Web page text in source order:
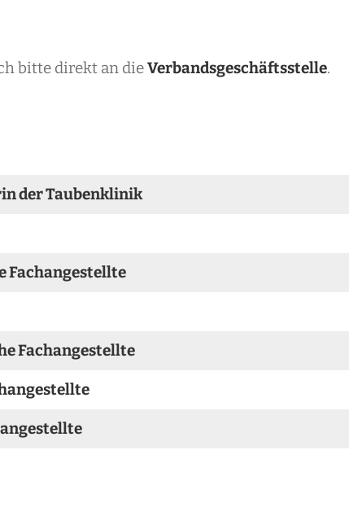
bitte direkt an dieVerbandsgeschäftsstelle.
der Taubenklinik
Fachangestellte
Fachangestellte